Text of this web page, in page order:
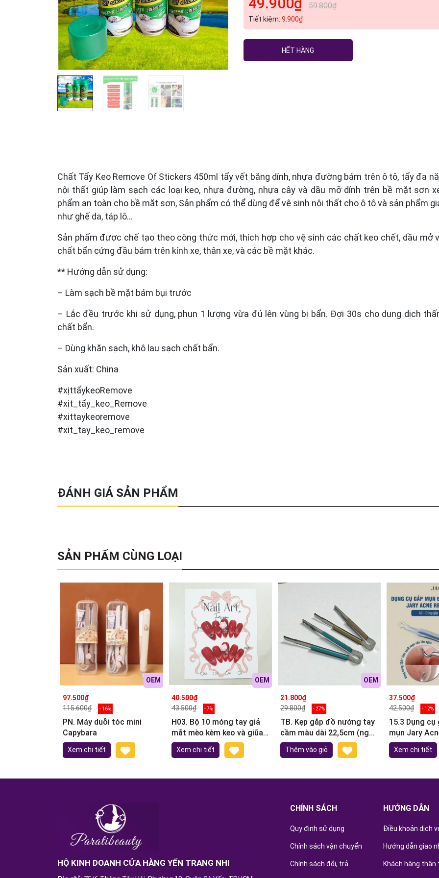
59.800₫
Tiết kiệm: 9.900₫
HẾT HÀNG
Chất Tẩy Keo Remove Of Stickers 450ml tẩy vết băng dính, nhựa đường bám trên ô tô, tẩy đa
nội thất giúp làm sạch các loại keo, nhựa đường, nhựa cây và dầu mỡ dính trên bề mặt sơn
phẩm an toàn cho bề mặt sơn, Sản phẩm có thể dùng để vệ sinh nội thất cho ô tô và sản phẩm
như ghế da, táp lô…
Sản phẩm được chế tạo theo công thức mới, thích hợp cho vệ sinh các chất keo chết, dầu mở
chất bẩn cứng đầu bám trên kính xe, thân xe, và các bề mặt khác.
** Hướng dẫn sử dụng:
– Làm sạch bề mặt bám bụi trước
– Lắc đều trước khi sử dụng, phun 1 lượng vừa đủ lên vùng bị bẩn. Đợi 30s cho dung dịch
chất bẩn.
– Dùng khăn sạch, khô lau sạch chất bẩn.
Sản xuất: China
#xịttẩykeoRemove
#xịt_tẩy_keo_Remove
#xittaykeoremove
#xit_tay_keo_remove
ĐÁNH GIÁ SẢN PHẨM
SẢN PHẨM CÙNG LOẠI
OEM
97.500₫
115.600₫
- 16%
PN. Máy duỗi tóc mini
Capybara
Xem chi tiết
OEM
40.500₫
43.500₫
- 7%
H03. Bộ 10 móng tay giả
mắt mèo kèm keo và giũa
móng (ngẫu nhiên)
Xem chi tiết
OEM
21.800₫
29.800₫
- 27%
TB. Kẹp gắp đồ nướng tay
cầm màu dài 22,5cm (ngẫu
nhiên)
Thêm vào giỏ
37.500₫
42.500₫
- 12%
15.3 Dụng cụ
mụn Jary
Tool
Xem chi tiết
HỘ KINH DOANH CỬA HÀNG YẾN TRANG NHI
CHÍNH SÁCH
Quy định sử dụng
Chính sách vận chuyển
Chính sách đổi, trả
HƯỚNG DẪN
Điều khoản dịch
Hướng dẫn giao
Khách hàng thân